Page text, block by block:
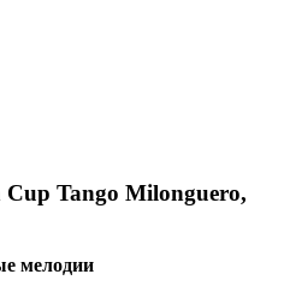
Cup Tango Milonguero,
мелодии